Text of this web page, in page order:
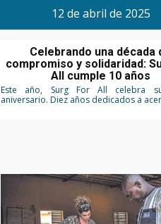
12 de abril de 2025
Celebrando una década
compromiso y solidaridad:
All cumple 10 años
Este año, Surg For All celebra
aniversario. Diez años dedicados a